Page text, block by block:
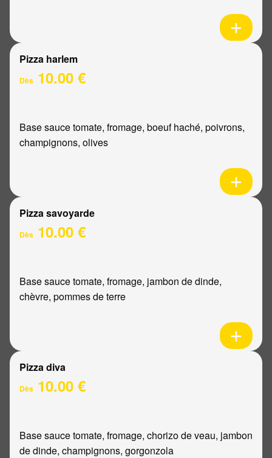
Pizza harlem
Dès 10.00 €
Base sauce tomate, fromage, boeuf haché, poivrons,
champignons, olives
Pizza savoyarde
Dès 10.00 €
Base sauce tomate, fromage, jambon de dinde,
chèvre, pommes de terre
Pizza diva
Dès 10.00 €
Base sauce tomate, fromage, chorizo de veau, jambon
de dinde, champignons, gorgonzola